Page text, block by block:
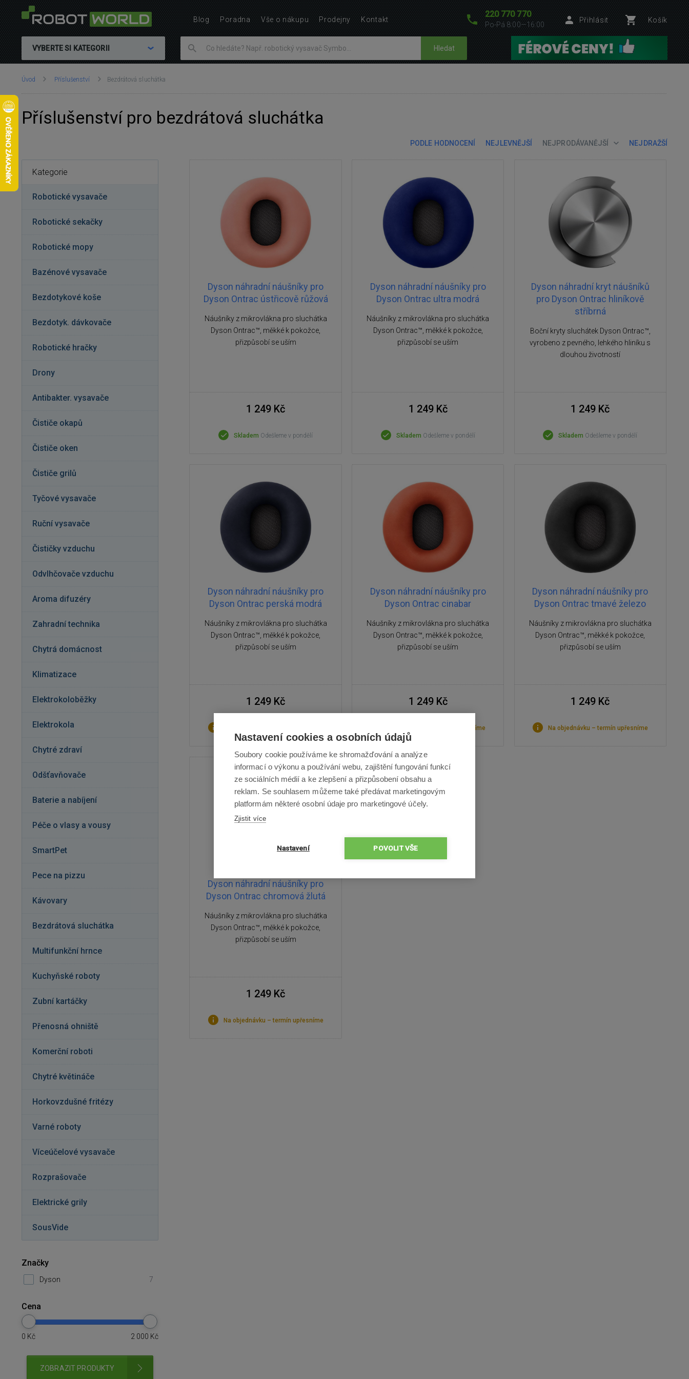
220 770 770
Po-Pá 8:00—16:00
Přihlásit Košík
VYBERTE SI KATEGORII Hledat
Nacházíte
Úvod Příslušenství Bezdrátová sluchátka
Příslušenství pro bezdrátová sluchátka
PODLE HODNOCENÍ NEJLEVNĚJŠÍ NEJPRODÁVANĚJŠÍ NEJDRAŽŠÍ
Dyson náhradní náušníky pro
Dyson Ontrac ústřicově růžová
Náušníky z mikrovlákna pro sluchátka
Dyson Ontrac™, měkké k pokožce,
přizpůsobí se uším
1 249 Kč
Skladem Odešleme v pondělí
Dyson náhradní náušníky pro
Dyson Ontrac ultra modrá
Náušníky z mikrovlákna pro sluchátka
Dyson Ontrac™, měkké k pokožce,
přizpůsobí se uším
1 249 Kč
Skladem Odešleme v pondělí
Dyson náhradní kryt náušníků
pro Dyson Ontrac hliníkově
stříbrná
Boční kryty sluchátek Dyson Ontrac™,
vyrobeno z pevného, lehkého hliníku s
dlouhou životností
1 249 Kč
Skladem Odešleme v pondělí
Dyson náhradní náušníky pro
Dyson Ontrac perská modrá
Náušníky z mikrovlákna pro sluchátka
Dyson Ontrac™, měkké k pokožce,
přizpůsobí se uším
1 249 Kč
Dyson náhradní náušníky pro
Dyson Ontrac cinabar
Náušníky z mikrovlákna pro sluchátka
Dyson Ontrac™, měkké k pokožce,
přizpůsobí se uším
1 249 Kč
Na objednávku – termín upřesníme
Dyson náhradní náušníky pro
Dyson Ontrac tmavé železo
Náušníky z mikrovlákna pro sluchátka
Dyson Ontrac™, měkké k pokožce,
přizpůsobí se uším
1 249 Kč
Na objednávku – termín upřesníme
Dyson náhradní náušníky pro
Dyson Ontrac chromová žlutá
Náušníky z mikrovlákna pro sluchátka
Dyson Ontrac™, měkké k pokožce,
přizpůsobí se uším
1 249 Kč
Na objednávku – termín upřesníme
Kategorie
Robotické vysavače
Robotické sekačky
Robotické mopy
Bazénové vysavače
Bezdotykové koše
Bezdotyk. dávkovače
Robotické hračky
Drony
Antibakter. vysavače
Čističe okapů
Čističe oken
Čističe grilů
Tyčové vysavače
Ruční vysavače
Čističky vzduchu
Odvlhčovače vzduchu
Aroma difuzéry
Zahradní technika
Chytrá domácnost
Klimatizace
Elektrokoloběžky
Elektrokola
Chytré zdraví
Odšťavňovače
Baterie a nabíjení
Péče o vlasy a vousy
SmartPet
Pece na pizzu
Kávovary
Bezdrátová sluchátka
Multifunkční hrnce
Kuchyňské roboty
Zubní kartáčky
Přenosná ohniště
Komerční roboti
Chytré květináče
Horkovzdušné fritézy
Varné roboty
Víceúčelové vysavače
Rozprašovače
Elektrické grily
SousVide
Značky
Dyson 7
Cena
0 Kč 2 000 Kč
ZOBRAZIT PRODUKTY
Blog Poradna Vše o nákupu Prodejny Kontakt
Nastavení cookies a osobních údajů
Soubory cookie používáme ke shromažďování a analýze
informací o výkonu a používání webu, zajištění fungování funkcí
ze sociálních médií a ke zlepšení a přizpůsobení obsahu a
reklam. Se souhlasem můžeme také předávat marketingovým
platformám některé osobní údaje pro marketingové účely.
Zjistit více
Nastavení POVOLIT VŠE